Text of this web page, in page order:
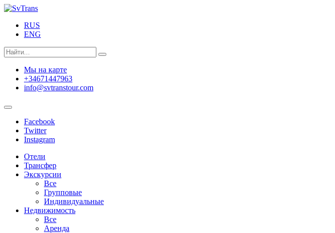
RUS
ENG
Мы на карте
+34671447963
info@svtranstour.com
Facebook
Twitter
Instagram
Отели
Трансфер
Экскурсии
Все
Групповые
Индивидуальные
Недвижимость
Все
Аренда